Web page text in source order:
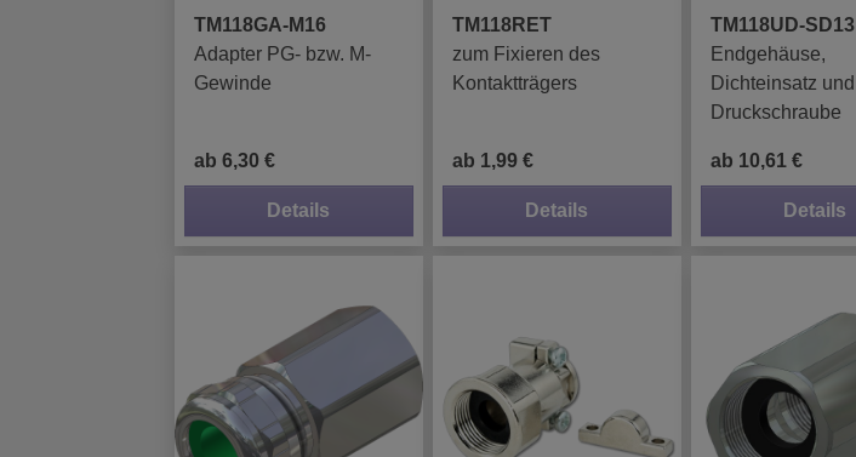
TM118GA-M16
Adapter PG- bzw. M-
Gewinde
ab 6,30 €
Details
TM118RET
zum Fixieren des
Kontaktträgers
ab 1,99 €
Details
TM118UD-SD13
Endgehäuse,
Dichteinsatz und
Druckschraube
ab 10,61 €
Details